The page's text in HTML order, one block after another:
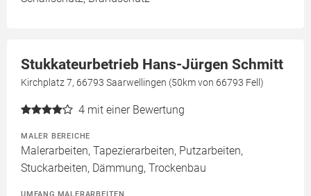
Stukkateurbetrieb Hans-Jürgen Schmitt
Kirchplatz 7, 66793 Saarwellingen (50km von 66793 Fell)
4 mit einer Bewertung
MALER BEREICHE
Malerarbeiten, Tapezierarbeiten, Putzarbeiten,
Stuckarbeiten, Dämmung, Trockenbau
UMFANG MALERARBEITEN